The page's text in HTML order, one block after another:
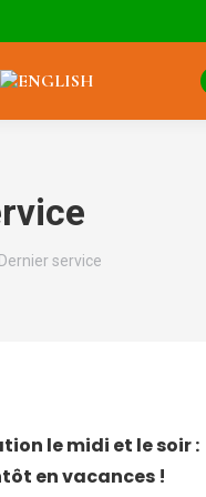
Dernier service
le midi et le soir :
en vacances !